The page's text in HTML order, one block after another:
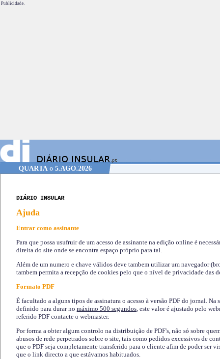
Publicidade.
QUARTA o 5.AGO.2026
DIÁRIO INSULAR
Ajuda
Entrar como assinante
Para que possa usufruir de um acesso de assinante na edição online é
direita do site onde se encontra espaço próprio para tal.
Além de um numero e chave válidos deve tambem utilizar um navegador
tambem permita a recepção de cookies pelo que o nível de privacidade das
Formato PDF
É facultado a alguns tipos de assinatura o acesso à versão PDF do jornal. Na
definido para durar no máximo 500 segundos, este valor é ajustado pelo
referido PDF contacte o webmaster.
Por forma a obter algum controlo na distribuição de PDF's, não só sobre
abusos de rede perpetrados sobre o site, tais como pedidos excessivos de
que o PDF seja completamente transferido para o cliente afim de poder ser
que o link directo a que estávamos habituados.